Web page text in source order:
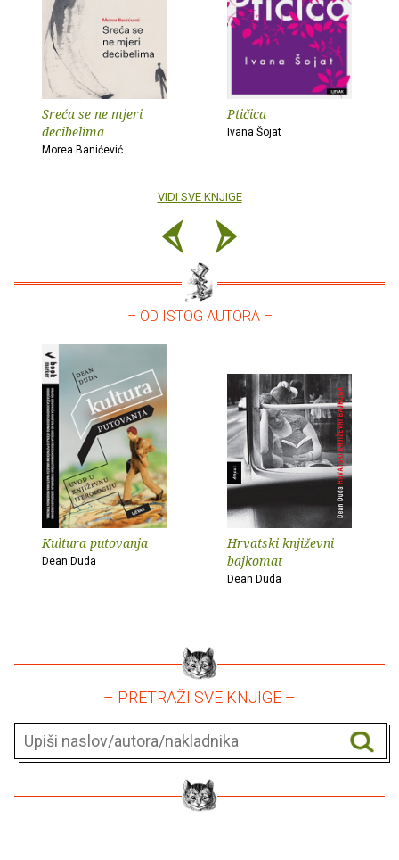
Sreća se ne mjeri
decibelima
Morea Banićević
Ptičica
Ivana Šojat
VIDI SVE KNJIGE
– OD ISTOG AUTORA –
Kultura putovanja
Dean Duda
Hrvatski književni
bajkomat
Dean Duda
– PRETRAŽI SVE KNJIGE –